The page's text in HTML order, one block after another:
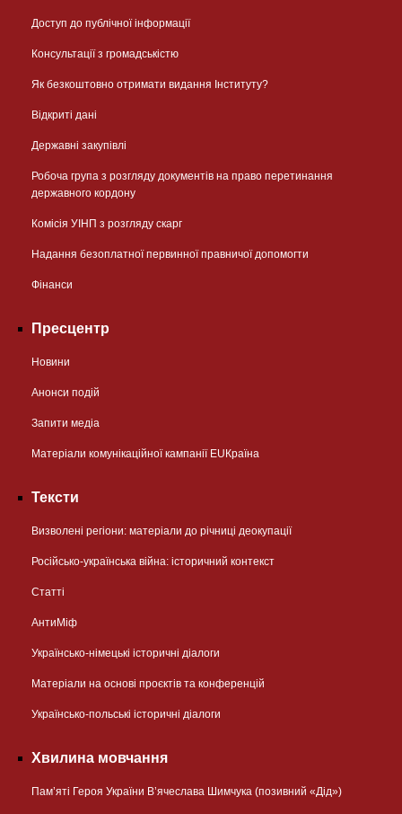
Доступ до публічної інформації
Консультації з громадськістю
Як безкоштовно отримати видання Інституту?
Відкриті дані
Державні закупівлі
Робоча група з розгляду документів на право перетинання
державного кордону
Комісія УІНП з розгляду скарг
Надання безоплатної первинної правничої допомогти
Фінанси
Пресцентр
Новини
Анонси подій
Запити медіа
Матеріали комунікаційної кампанії EUКраїна
Тексти
Визволені регіони: матеріали до річниці деокупації
Російсько-українська війна: історичний контекст
Статті
АнтиМіф
Українсько-німецькі історичні діалоги
Матеріали на основі проєктів та конференцій
Українсько-польські історичні діалоги
Хвилина мовчання
Пам’яті Героя України В’ячеслава Шимчука (позивний «Дід»)